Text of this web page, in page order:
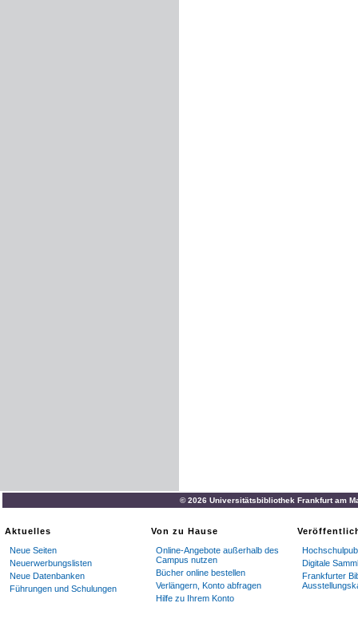
© 2026 Universitätsbibliothek Frankfurt am
Aktuelles
Neue Seiten
Neuerwerbungslisten
Neue Datenbanken
Führungen und Schulungen
Von zu Hause
Online-Angebote außerhalb des
Campus nutzen
Bücher online bestellen
Verlängern, Konto abfragen
Hilfe zu Ihrem Konto
Digitale
Frankfurter